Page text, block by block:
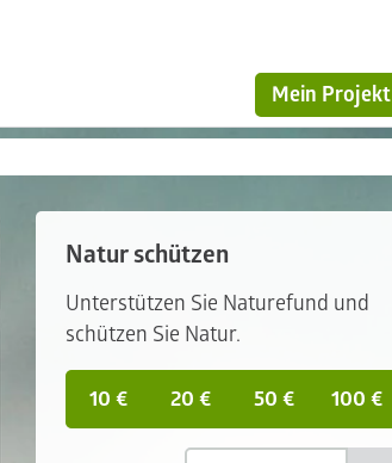
Mein Projekt
Natur schützen
Unterstützen Sie Naturefund und
schützen Sie Natur.
10 € 20 € 50 € 100 €